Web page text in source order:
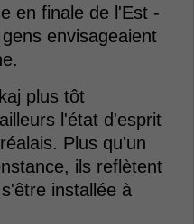
en finale de l'Est -
envisageaient
plus tôt
l'état d'esprit
Plus qu'un
ils reflètent
installée à